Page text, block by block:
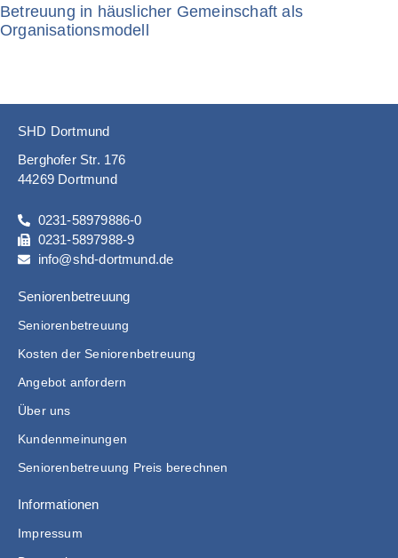
Betreuung in häuslicher Gemeinschaft als
Organisationsmodell
SHD Dortmund
Berghofer Str. 176
44269 Dortmund
0231-58979886-0
0231-5897988-9
info@shd-dortmund.de
Seniorenbetreuung
Seniorenbetreuung
Kosten der Seniorenbetreuung
Angebot anfordern
Über uns
Kundenmeinungen
Seniorenbetreuung Preis berechnen
Informationen
Impressum